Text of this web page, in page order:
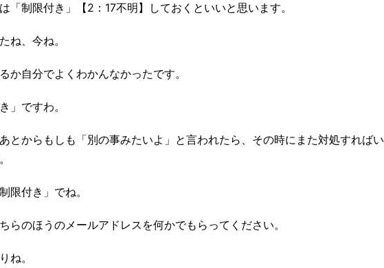
「制限付き」【2：17不明】しておくといいと思います。
ね、今ね。
か自分でよくわかんなかったです。
」ですわ。
とからもしも「別の事みたいよ」と言われたら、その時にまた対処すればい
限付き」でね。
らのほうのメールアドレスを何かでもらってください。
ね。